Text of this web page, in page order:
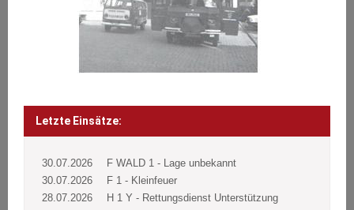
Letzte Einsätze:
30.07.2026
F WALD 1 - Lage unbekannt
30.07.2026
F 1 - Kleinfeuer
28.07.2026
H 1 Y - Rettungsdienst Unterstützung